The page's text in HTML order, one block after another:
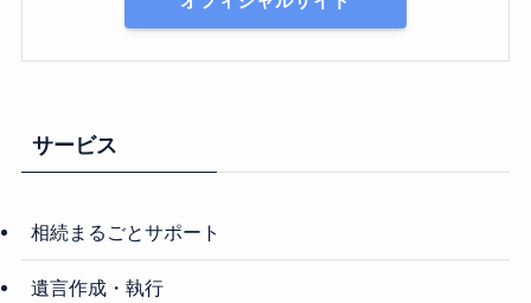
サービス
相続まるごとサポート
遺言作成・執行